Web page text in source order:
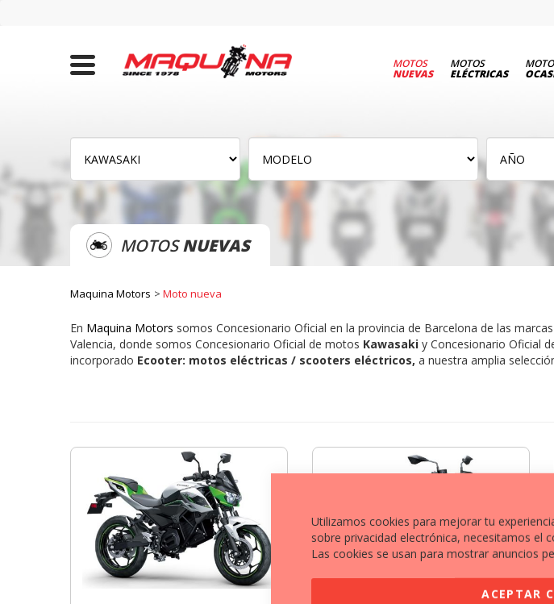
MOTOS
NUEVAS
MOTOS
ELÉCTRICAS
MOTOSNUEVAS
Maquina Motors Moto nueva
En Maquina Motors somos Concesionario Oficial en la provincia de Barcelona de las marcas
Valencia, donde somos Concesionario Oficial de motos Kawasaki y Concesionario Oficial
incorporado Ecooter: motos eléctricas / scooters eléctricos, a nuestra amplia
Utilizamos cookies para mejorar tu
sobre privacidad electrónica, necesitamos el
Las cookies se usan para mostrar anuncios
ACEPTAR